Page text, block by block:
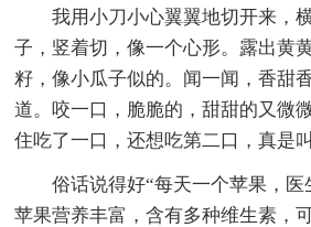
我用小刀小心翼翼地切开来，
子，竖着切，像一个心形。露出黄
籽，像小瓜子似的。闻一闻，香甜
道。咬一口，脆脆的，甜甜的又微
住吃了一口，还想吃第二口，真
俗话说得好“每天一个苹果，医
苹果营养丰富，含有多种维生素，